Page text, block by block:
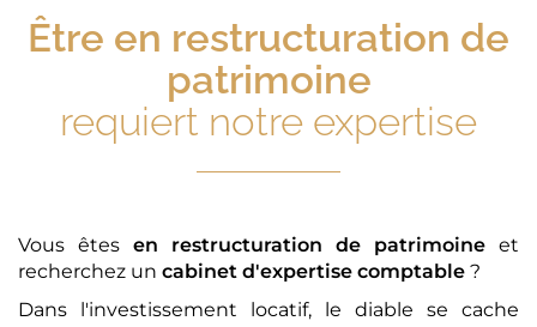
Être en restructuration de
patrimoine
requiert notre expertise
Vous êtes en restructuration de patrimoine et
recherchez un cabinet d'expertise comptable ?
Dans l'investissement locatif, le diable se cache